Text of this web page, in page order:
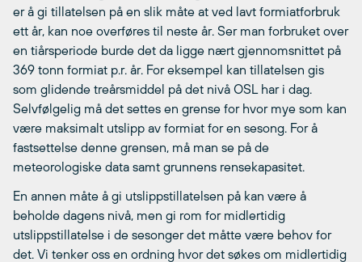
er å gi tillatelsen på en slik måte at ved lavt formiatforbruk
ett år, kan noe overføres til neste år. Ser man forbruket over
en tiårsperiode burde det da ligge nært gjennomsnittet på
369 tonn formiat p.r. år. For eksempel kan tillatelsen gis
som glidende treårsmiddel på det nivå OSL har i dag.
Selvfølgelig må det settes en grense for hvor mye som kan
være maksimalt utslipp av formiat for en sesong. For å
fastsettelse denne grensen, må man se på de
meteorologiske data samt grunnens rensekapasitet.
En annen måte å gi utslippstillatelsen på kan være å
beholde dagens nivå, men gi rom for midlertidig
utslippstillatelse i de sesonger det måtte være behov for
det. Vi tenker oss en ordning hvor det søkes om midlertidig